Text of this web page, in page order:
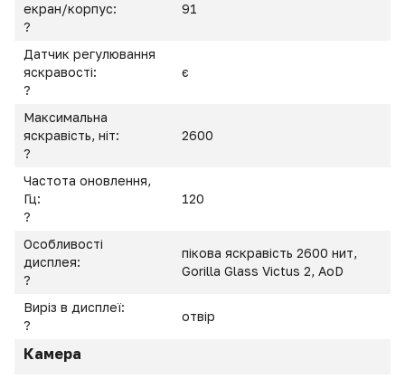
екран/корпус:
?
91
Датчик регулювання
яскравості:
?
є
Максимальна
яскравість, ніт:
?
2600
Частота оновлення,
Гц:
?
120
Особливості
дисплея:
?
пікова яскравість 2600 нит,
Gorilla Glass Victus 2, AoD
Виріз в дисплеї:
?
отвір
Камера